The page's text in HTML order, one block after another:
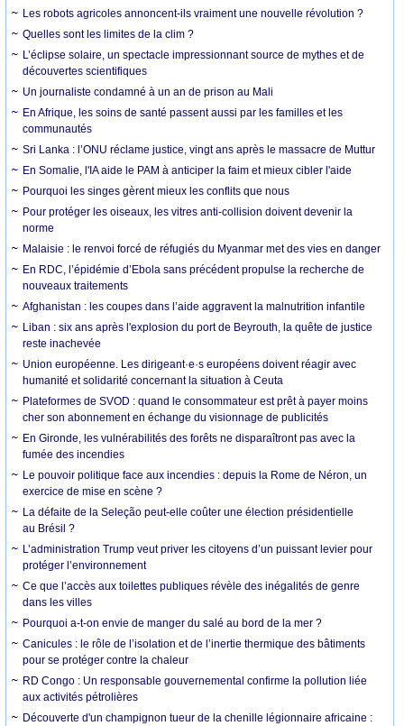
Les robots agricoles annoncent-ils vraiment une nouvelle révolution ?
Quelles sont les limites de la clim ?
L’éclipse solaire, un spectacle impressionnant source de mythes et de
découvertes scientifiques
Un journaliste condamné à un an de prison au Mali
En Afrique, les soins de santé passent aussi par les familles et les
communautés
Sri Lanka : l’ONU réclame justice, vingt ans après le massacre de Muttur
En Somalie, l'IA aide le PAM à anticiper la faim et mieux cibler l'aide
Pourquoi les singes gèrent mieux les conflits que nous
Pour protéger les oiseaux, les vitres anti-collision doivent devenir la
norme
Malaisie : le renvoi forcé de réfugiés du Myanmar met des vies en danger
En RDC, l’épidémie d’Ebola sans précédent propulse la recherche de
nouveaux traitements
Afghanistan : les coupes dans l’aide aggravent la malnutrition infantile
Liban : six ans après l'explosion du port de Beyrouth, la quête de justice
reste inachevée
Union européenne. Les dirigeant·e·s européens doivent réagir avec
humanité et solidarité concernant la situation à Ceuta
Plateformes de SVOD : quand le consommateur est prêt à payer moins
cher son abonnement en échange du visionnage de publicités
En Gironde, les vulnérabilités des forêts ne disparaîtront pas avec la
fumée des incendies
Le pouvoir politique face aux incendies : depuis la Rome de Néron, un
exercice de mise en scène ?
La défaite de la Seleção peut-elle coûter une élection présidentielle
au Brésil ?
L’administration Trump veut priver les citoyens d’un puissant levier pour
protéger l’environnement
Ce que l’accès aux toilettes publiques révèle des inégalités de genre
dans les villes
Pourquoi a-t-on envie de manger du salé au bord de la mer ?
Canicules : le rôle de l’isolation et de l’inertie thermique des bâtiments
pour se protéger contre la chaleur
RD Congo : Un responsable gouvernemental confirme la pollution liée
aux activités pétrolières
Découverte d'un champignon tueur de la chenille légionnaire africaine :